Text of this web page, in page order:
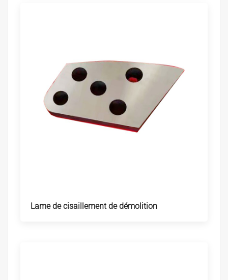
Lame de cisaillement de démolition